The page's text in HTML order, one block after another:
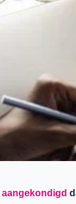
aangekondigd